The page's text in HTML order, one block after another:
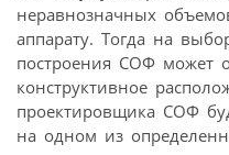
неравнозначных
аппарату. Тогда на
построения СОФ может
конструктивное
проектировщика СОФ
на одном из